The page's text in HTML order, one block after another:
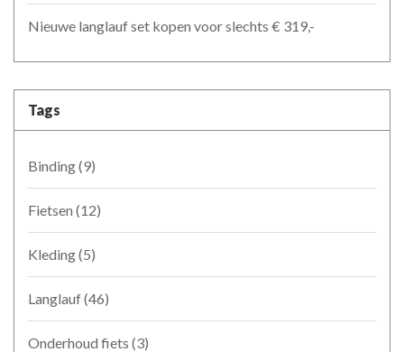
Nieuwe langlauf set kopen voor slechts € 319,-
Tags
Binding(9)
Fietsen (12)
Kleding(5)
Langlauf(46)
Onderhoud fiets (3)